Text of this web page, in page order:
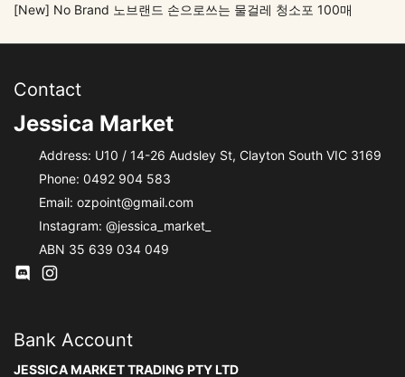
[New] No Brand 노브랜드 손으로쓰는 물걸레 청소포 100매
Contact
Jessica Market
Address: U10 / 14-26 Audsley St, Clayton South VIC 3169
Phone: 0492 904 583
Email: ozpoint@gmail.com
Instagram: @jessica_market_
ABN 35 639 034 049
DiscodInstagram
Bank Account
JESSICA MARKET TRADING PTY LTD